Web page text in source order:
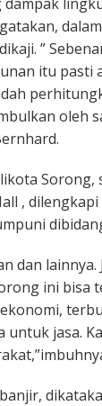
”
itu pasti
oleh
Sorong,
,
dan lainnya.
ini bisa
jasa.